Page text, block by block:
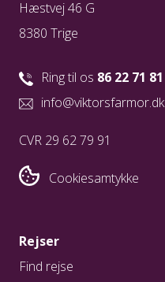
Hæstvej 46 G
8380 Trige
Ring til os 86 22 71 81
info@viktorsfarmor.dk
CVR 29 62 79 91
Cookiesamtykke
Rejser
Find rejse